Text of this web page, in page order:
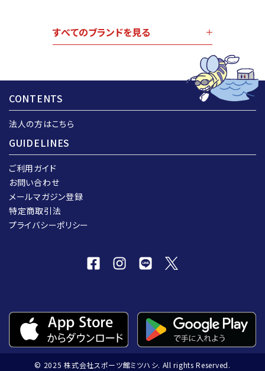
すべてのブランドを見る
CONTENTS
法人の方はこちら
GUIDELINES
ご利用ガイド
お問い合わせ
メールマガジン登録
特定商取引法
プライバシーポリシー
© 2025 株式会社スポーツ館ミツハシ. All rights Reserved.